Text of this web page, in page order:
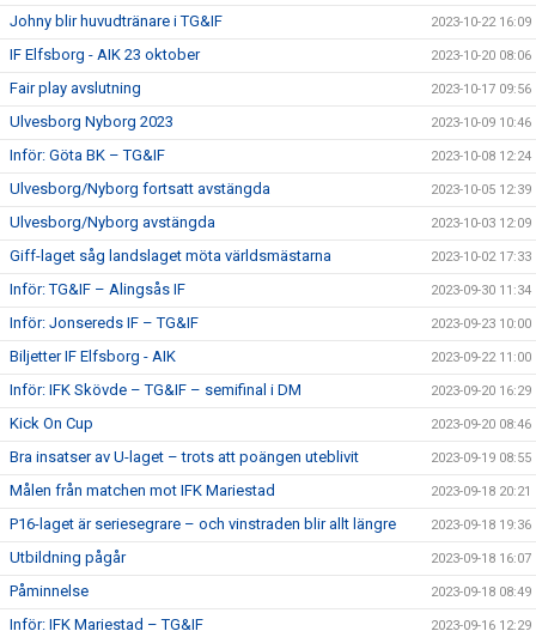
Johny blir huvudtränare i TG&IF 2023-10-22 16:09
IF Elfsborg - AIK 23 oktober 2023-10-20 08:06
Fair play avslutning 2023-10-17 09:56
Ulvesborg Nyborg 2023 2023-10-09 10:46
Inför: Göta BK – TG&IF 2023-10-08 12:24
Ulvesborg/Nyborg fortsatt avstängda 2023-10-05 12:39
Ulvesborg/Nyborg avstängda 2023-10-03 12:09
Giff-laget såg landslaget möta världsmästarna 2023-10-02 17:33
Inför: TG&IF – Alingsås IF 2023-09-30 11:34
Inför: Jonsereds IF – TG&IF 2023-09-23 10:00
Biljetter IF Elfsborg - AIK 2023-09-22 11:00
Inför: IFK Skövde – TG&IF – semifinal i DM 2023-09-20 16:29
Kick On Cup 2023-09-20 08:46
Bra insatser av U-laget – trots att poängen uteblivit 2023-09-19 08:55
Målen från matchen mot IFK Mariestad 2023-09-18 20:21
P16-laget är seriesegrare – och vinstraden blir allt längre 2023-09-18 19:36
Utbildning pågår 2023-09-18 16:07
Påminnelse 2023-09-18 08:49
Inför: IFK Mariestad – TG&IF 2023-09-16 12:29